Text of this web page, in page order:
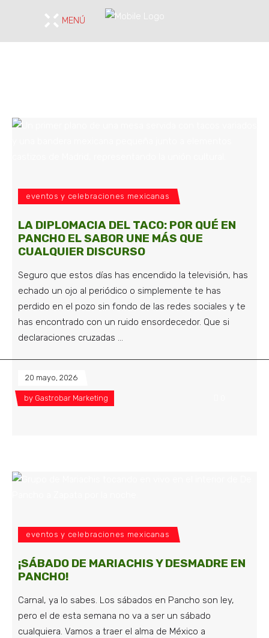
MENÚ
eventos y celebraciones mexicanas
LA DIPLOMACIA DEL TACO: POR QUÉ EN
PANCHO EL SABOR UNE MÁS QUE
CUALQUIER DISCURSO
Seguro que estos días has encendido la televisión, has
echado un ojo al periódico o simplemente te has
perdido en el pozo sin fondo de las redes sociales y te
has encontrado con un ruido ensordecedor. Que si
declaraciones cruzadas
20 mayo, 2026
by Gastrobar Marketing
eventos y celebraciones mexicanas
¡SÁBADO DE MARIACHIS Y DESMADRE EN
PANCHO!
Carnal, ya lo sabes. Los sábados en Pancho son ley,
pero el de esta semana no va a ser un sábado
cualquiera. Vamos a traer el alma de México a